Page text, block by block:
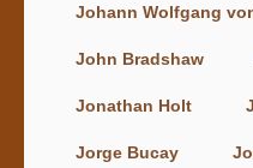
Johann Wolfgang
John Bradshaw
Jonathan Holt
Jorge Bucay